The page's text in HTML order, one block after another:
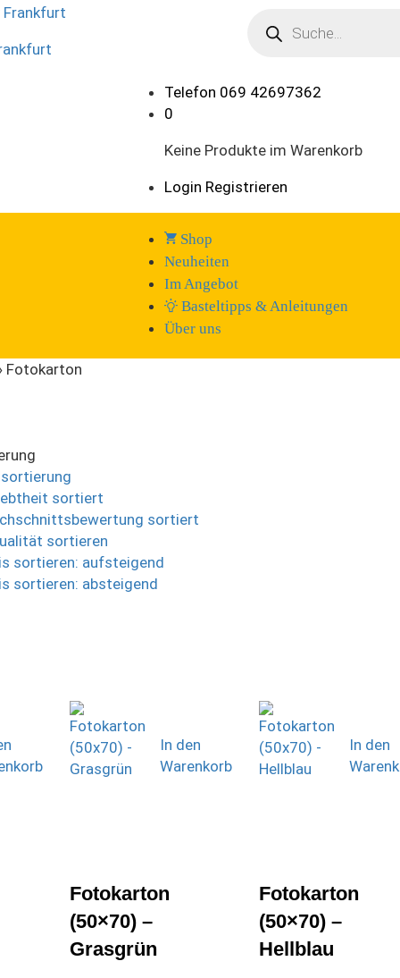
search
Telefon 069 42697362
0
Keine Produkte im Warenkorb
Login Registrieren
Shop
Neuheiten
Im Angebot
Basteltipps & Anleitungen
Über uns
Fotokarton
sortiert
sortiert
sortieren
sortieren: aufsteigend
sortieren: absteigend
In den
Warenkorb
Fotokarton
(50×70) –
Grasgrün
In den
Fotokarton
(50×70) –
Hellblau